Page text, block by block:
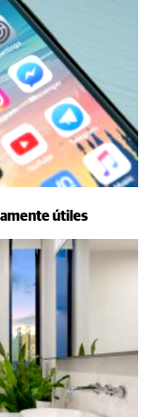
útiles